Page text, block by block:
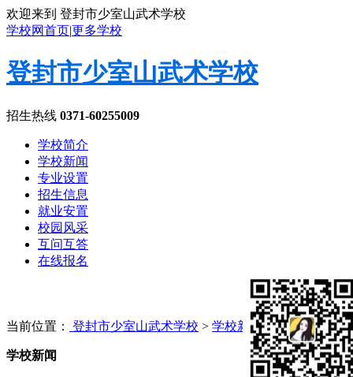
欢迎来到 登封市少室山武术学校
学校网首页|更多学校
登封市少室山武术学校
招生热线 0371-60255009
学校简介
学校新闻
专业设置
招生信息
就业安置
校园风采
互问互答
在线报名
当前位置： 登封市少室山武术学校 > 学校新闻
学校新闻